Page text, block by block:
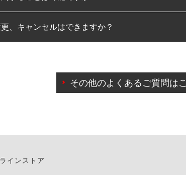
約は可能です。
、キャンセルはできますか？
い事由によりご予約のキャンセルをご希望の際は
その他のよくあるご質問は
インストア